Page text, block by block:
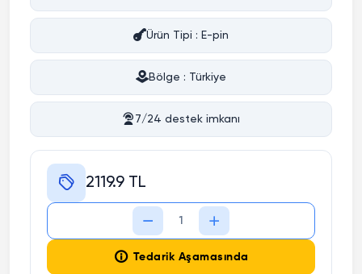
Ürün Tipi : E-pin
Bölge : Türkiye
7/24 destek imkanı
2119.9 TL
Tedarik Aşamasında